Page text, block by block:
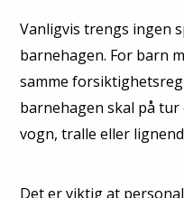
Vanligvis trengs ingen
barnehagen. For barn
samme
barnehagen skal på
vogn, tralle eller
Det er viktig at